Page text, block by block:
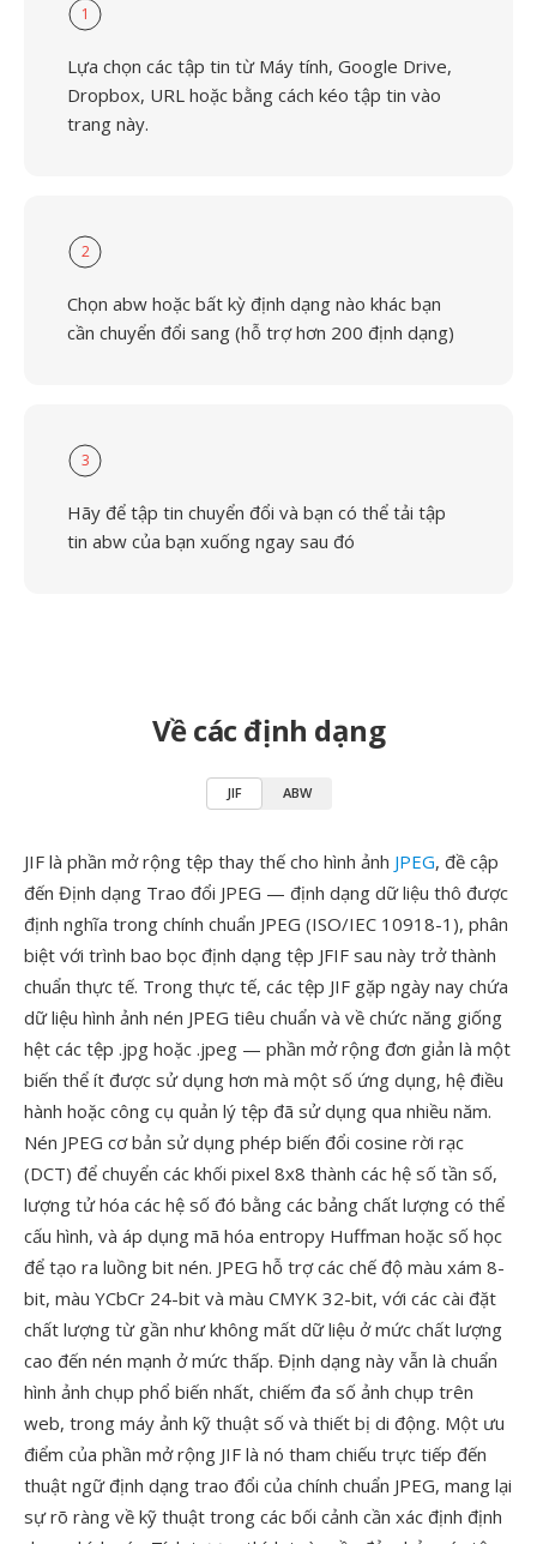
1
Lựa chọn các tập tin từ Máy tính, Google Drive,
Dropbox, URL hoặc bằng cách kéo tập tin vào
trang này.
2
Chọn abw hoặc bất kỳ định dạng nào khác bạn
cần chuyển đổi sang (hỗ trợ hơn 200 định dạng)
3
Hãy để tập tin chuyển đổi và bạn có thể tải tập
tin abw của bạn xuống ngay sau đó
Về các định dạng
JIF ABW
JIF là phần mở rộng tệp thay thế cho hình ảnh JPEG, đề cập
đến Định dạng Trao đổi JPEG — định dạng dữ liệu thô được
định nghĩa trong chính chuẩn JPEG (ISO/IEC 10918-1), phân
biệt với trình bao bọc định dạng tệp JFIF sau này trở thành
chuẩn thực tế. Trong thực tế, các tệp JIF gặp ngày nay chứa
dữ liệu hình ảnh nén JPEG tiêu chuẩn và về chức năng giống
hệt các tệp .jpg hoặc .jpeg — phần mở rộng đơn giản là một
biến thể ít được sử dụng hơn mà một số ứng dụng, hệ điều
hành hoặc công cụ quản lý tệp đã sử dụng qua nhiều năm.
Nén JPEG cơ bản sử dụng phép biến đổi cosine rời rạc
(DCT) để chuyển các khối pixel 8x8 thành các hệ số tần số,
lượng tử hóa các hệ số đó bằng các bảng chất lượng có thể
cấu hình, và áp dụng mã hóa entropy Huffman hoặc số học
để tạo ra luồng bit nén. JPEG hỗ trợ các chế độ màu xám 8-
bit, màu YCbCr 24-bit và màu CMYK 32-bit, với các cài đặt
chất lượng từ gần như không mất dữ liệu ở mức chất lượng
cao đến nén mạnh ở mức thấp. Định dạng này vẫn là chuẩn
hình ảnh chụp phổ biến nhất, chiếm đa số ảnh chụp trên
web, trong máy ảnh kỹ thuật số và thiết bị di động. Một ưu
điểm của phần mở rộng JIF là nó tham chiếu trực tiếp đến
thuật ngữ định dạng trao đổi của chính chuẩn JPEG, mang lại
sự rõ ràng về kỹ thuật trong các bối cảnh cần xác định định